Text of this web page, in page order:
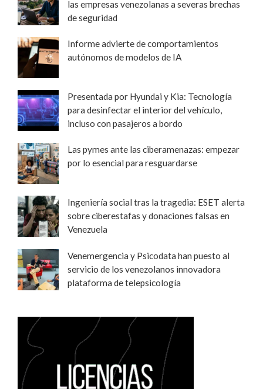
las empresas venezolanas a severas brechas
de seguridad
Informe advierte de comportamientos
autónomos de modelos de IA
Presentada por Hyundai y Kia: Tecnología
para desinfectar el interior del vehículo,
incluso con pasajeros a bordo
Las pymes ante las ciberamenazas: empezar
por lo esencial para resguardarse
Ingeniería social tras la tragedia: ESET alerta
sobre ciberestafas y donaciones falsas en
Venezuela
Venemergencia y Psicodata han puesto al
servicio de los venezolanos innovadora
plataforma de telepsicología